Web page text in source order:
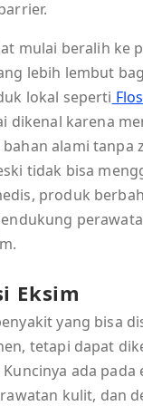
mulai beralih ke
lebih lembut
lokal seperti
dikenal karena
alami tanpa
tidak bisa
produk
Eksim
yang bisa
tetapi dapat
ada pada
kulit, dan